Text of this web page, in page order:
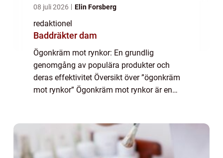
08 juli 2026 Elin Forsberg
redaktionel
Baddräkter dam
Ögonkräm mot rynkor: En grundlig
genomgång av populära produkter och
deras effektivitet Översikt över ”ögonkräm
mot rynkor” Ögonkräm mot rynkor är en
förebygga uppko...